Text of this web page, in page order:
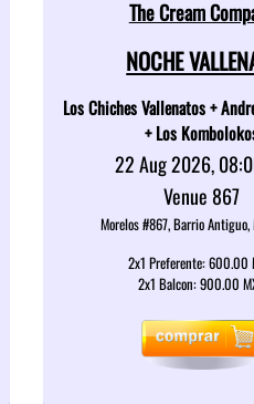
The Cream
NOCHE
Los Chiches Vallenatos +
+ Los
22 Aug 2026,
Venue 867
Morelos #867, Barrio
2x1 Preferente: 600.00
2x1 Balcon: 900.00